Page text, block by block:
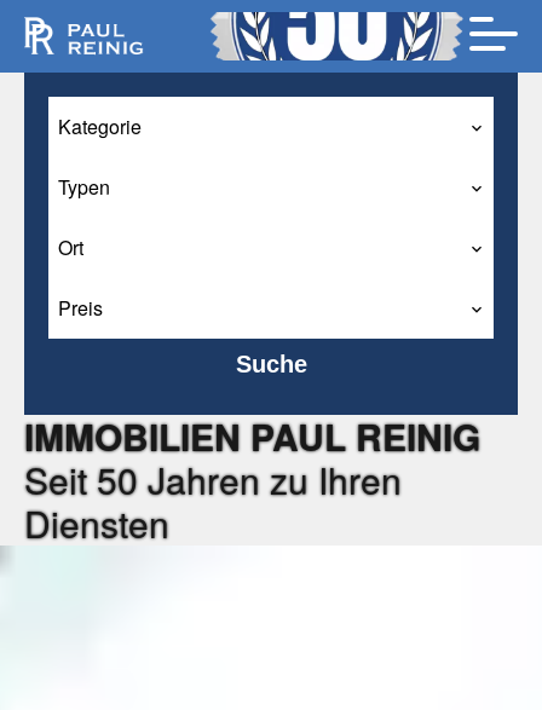
Kategorie
Typen
Ort
Preis
Suche
IMMOBILIEN PAUL REINIG
Seit 50 Jahren zu Ihren
Diensten